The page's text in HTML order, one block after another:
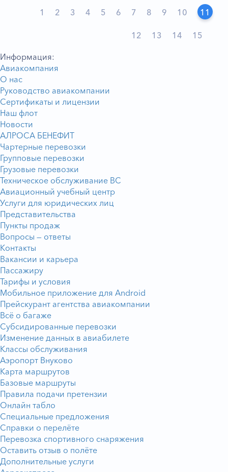
1 2 3 4 5 6 7 8 9 10 11
12 13 14 15
Информация:
Авиакомпания
О нас
Руководство авиакомпании
Сертификаты и лицензии
Наш флот
Новости
АЛРОСА БЕНЕФИТ
Чартерные перевозки
Групповые перевозки
Грузовые перевозки
Техническое обслуживание ВС
Авиационный учебный центр
Услуги для юридических лиц
Представительства
Пункты продаж
Вопросы — ответы
Контакты
Вакансии и карьера
Пассажиру
Тарифы и условия
Мобильное приложение для Android
Прейскурант агентства авиакомпании
Всё о багаже
Субсидированные перевозки
Изменение данных в авиабилете
Классы обслуживания
Аэропорт Внуково
Карта маршрутов
Базовые маршруты
Правила подачи претензии
Онлайн табло
Специальные предложения
Справки о перелёте
Перевозка спортивного снаряжения
Оставить отзыв о полёте
Дополнительные услуги